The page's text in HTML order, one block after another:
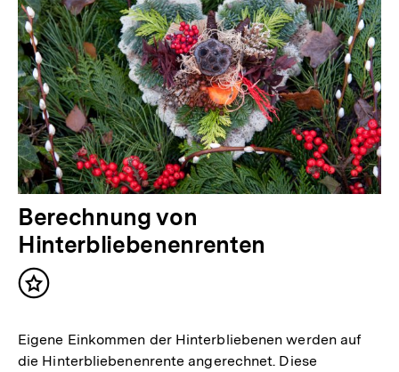
Berechnung von
Hinterbliebenenrenten
Inhalt
Eigene Einkommen der Hinterbliebenen werden auf
die Hinterbliebenenrente angerechnet. Diese